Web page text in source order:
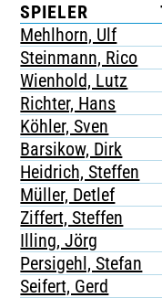
SPIELER
Mehlhorn, Ulf
Steinmann, Rico
Wienhold, Lutz
Richter, Hans
Köhler, Sven
Barsikow, Dirk
Heidrich, Steffen
Müller, Detlef
Ziffert, Steffen
Illing, Jörg
Persigehl, Stefan
Seifert, Gerd